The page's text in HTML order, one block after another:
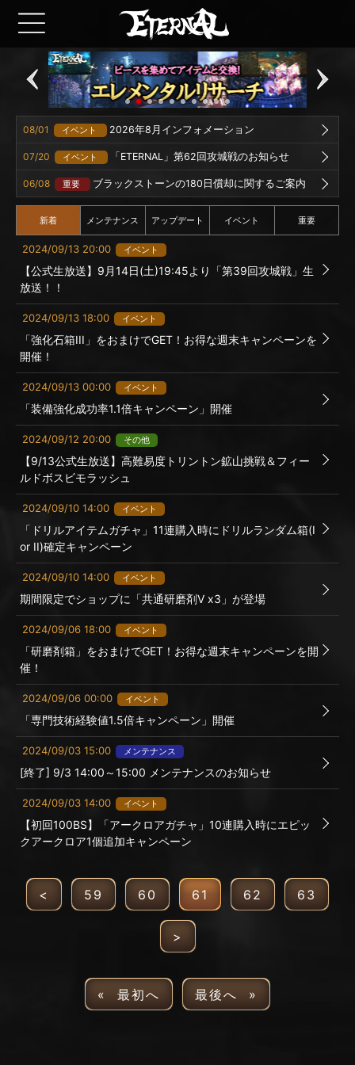
08/01 イベント 2026年8月インフォメーション
07/20 イベント 「ETERNAL」第62回攻城戦のお知らせ
06/08 重要 ブラックストーンの180日償却に関するご案内
新着 メンテナンス アップデート イベント 重要
2024/09/13 20:00 イベント
【公式生放送】9月14日(土)19:45より「第39回攻城戦」生
放送！！
2024/09/13 18:00 イベント
「強化石箱III」をおまけでGET！お得な週末キャンペーンを
開催！
2024/09/13 00:00 イベント
「装備強化成功率1.1倍キャンペーン」開催
2024/09/12 20:00 その他
【9/13公式生放送】高難易度トリントン鉱山挑戦＆フィー
ルドボスビモラッシュ
2024/09/10 14:00 イベント
「ドリルアイテムガチャ」11連購入時にドリルランダム箱(I
or II)確定キャンペーン
2024/09/10 14:00 イベント
期間限定でショップに「共通研磨剤Ⅴ x3」が登場
2024/09/06 18:00 イベント
「研磨剤箱」をおまけでGET！お得な週末キャンペーンを開
催！
2024/09/06 00:00 イベント
「専門技術経験値1.5倍キャンペーン」開催
2024/09/03 15:00 メンテナンス
[終了] 9/3 14:00～15:00 メンテナンスのお知らせ
2024/09/03 14:00 イベント
【初回100BS】「アークロアガチャ」10連購入時にエピッ
クアークロア1個追加キャンペーン
< 59 60 61 62 63
>
« 最初へ 最後へ »